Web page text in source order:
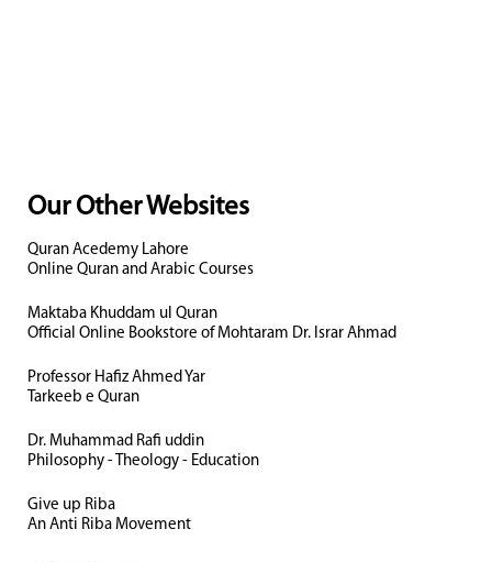
Our Other Websites
Quran Acedemy Lahore
Online Quran and Arabic Courses
Maktaba Khuddam ul Quran
Official Online Bookstore of Mohtaram Dr. Israr Ahmad
Professor Hafiz Ahmed Yar
Tarkeeb e Quran
Dr. Muhammad Rafi uddin
Philosophy - Theology - Education
Give up Riba
An Anti Riba Movement